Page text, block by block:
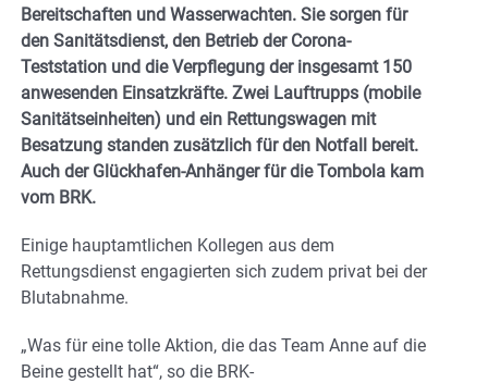
Bereitschaften und Wasserwachten. Sie sorgen für
den Sanitätsdienst, den Betrieb der Corona-
Teststation und die Verpflegung der insgesamt 150
anwesenden Einsatzkräfte. Zwei Lauftrupps (mobile
Sanitätseinheiten) und ein Rettungswagen mit
Besatzung standen zusätzlich für den Notfall bereit.
Auch der Glückhafen-Anhänger für die Tombola kam
vom BRK.
Einige hauptamtlichen Kollegen aus dem
Rettungsdienst engagierten sich zudem privat bei der
Blutabnahme.
„Was für eine tolle Aktion, die das Team Anne auf die
Beine gestellt hat“, so die BRK-